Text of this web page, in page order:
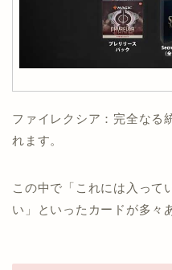
ファイレクシア：完全なる
れます。
この中で「これには入って
い」といったカードが多々